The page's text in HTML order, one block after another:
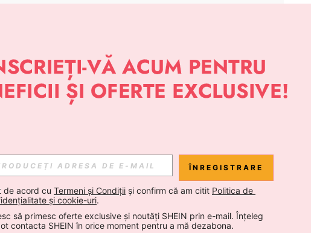
APLICAȚIE
A PRIMI NOUTĂȚI DESPRE STIL DE LA SHEIN
Abonare
Abonare
ÎNREGISTRARE
de acord cu Termeni și Condiții și confirm că am citit Politica de
și cookie-uri.
să primesc oferte exclusive și noutăți SHEIN prin e-mail. Înțeleg
contacta SHEIN în orice moment pentru a mă dezabona.